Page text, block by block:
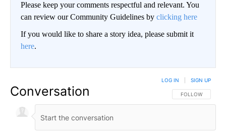
Please keep your comments respectful and relevant. You
can review our Community Guidelines by clicking here
If you would like to share a story idea, please submit it
here.
Conversation FOLLOW THIS
FOLLOW
LOG IN SIGN UP